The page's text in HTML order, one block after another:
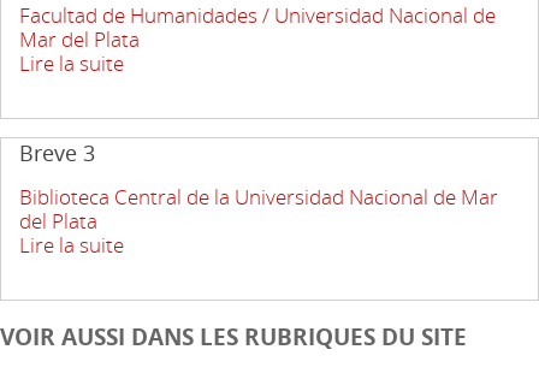
Facultad de Humanidades / Universidad Nacional de
Mar del Plata
Lire la suite
Breve 3
Biblioteca Central de la Universidad Nacional de Mar
del Plata
Lire la suite
VOIR AUSSI DANS LES RUBRIQUES DU SITE